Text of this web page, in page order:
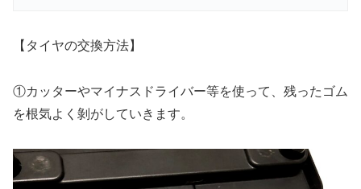
【タイヤの交換方法】
①カッターやマイナスドライバー等を使って、残ったゴム
を根気よく剝がしていきます。